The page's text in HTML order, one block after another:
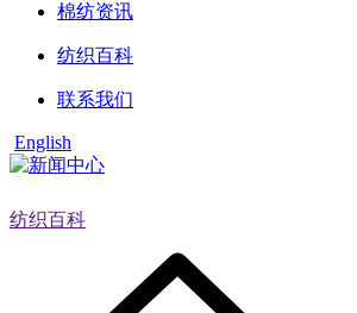
棉纺资讯
纺织百科
联系我们
English
纺织百科